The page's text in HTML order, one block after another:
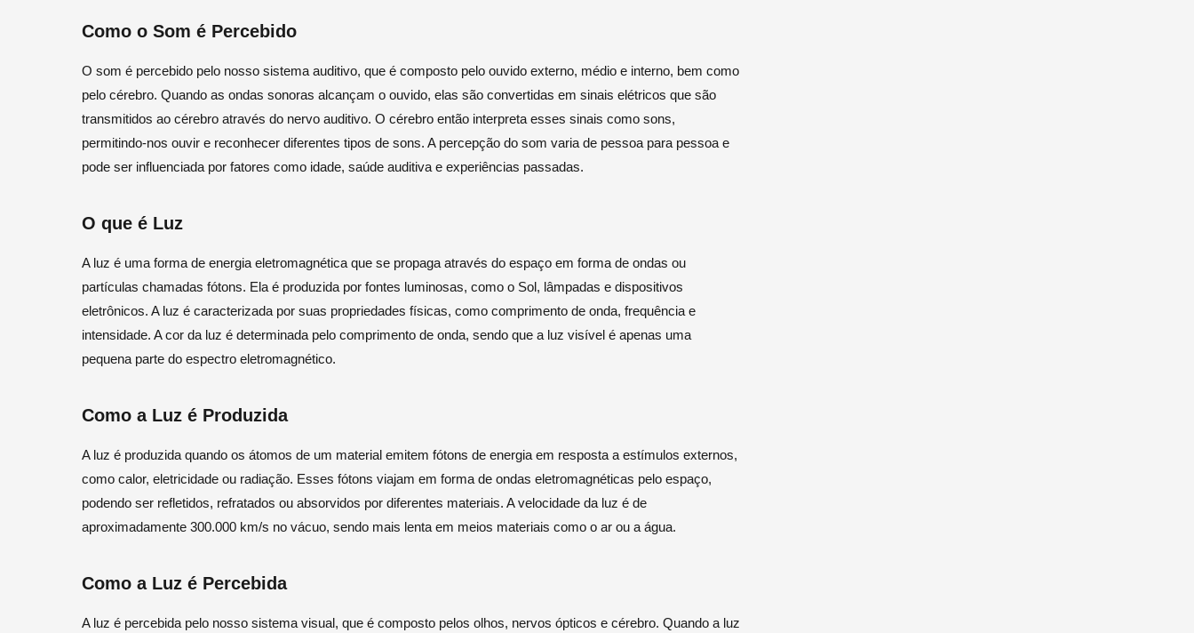
Como o Som é Percebido
O som é percebido pelo nosso sistema auditivo, que é composto pelo ouvido externo, médio e interno, bem como
pelo cérebro. Quando as ondas sonoras alcançam o ouvido, elas são convertidas em sinais elétricos que são
transmitidos ao cérebro através do nervo auditivo. O cérebro então interpreta esses sinais como sons,
permitindo-nos ouvir e reconhecer diferentes tipos de sons. A percepção do som varia de pessoa para pessoa e
pode ser influenciada por fatores como idade, saúde auditiva e experiências passadas.
O que é Luz
A luz é uma forma de energia eletromagnética que se propaga através do espaço em forma de ondas ou
partículas chamadas fótons. Ela é produzida por fontes luminosas, como o Sol, lâmpadas e dispositivos
eletrônicos. A luz é caracterizada por suas propriedades físicas, como comprimento de onda, frequência e
intensidade. A cor da luz é determinada pelo comprimento de onda, sendo que a luz visível é apenas uma
pequena parte do espectro eletromagnético.
Como a Luz é Produzida
A luz é produzida quando os átomos de um material emitem fótons de energia em resposta a estímulos externos,
como calor, eletricidade ou radiação. Esses fótons viajam em forma de ondas eletromagnéticas pelo espaço,
podendo ser refletidos, refratados ou absorvidos por diferentes materiais. A velocidade da luz é de
aproximadamente 300.000 km/s no vácuo, sendo mais lenta em meios materiais como o ar ou a água.
Como a Luz é Percebida
A luz é percebida pelo nosso sistema visual, que é composto pelos olhos, nervos ópticos e cérebro. Quando a luz